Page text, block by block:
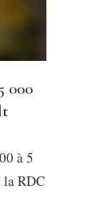
000
à 5
la RDC